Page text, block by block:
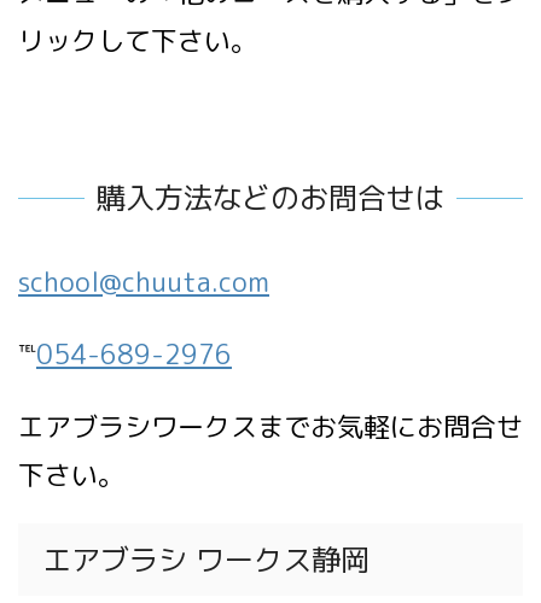
リックして下さい。
購入方法などのお問合せは
school@chuuta.com
℡054-689-2976
エアブラシワークスまでお気軽にお問合せ
下さい。
エアブラシ ワークス静岡